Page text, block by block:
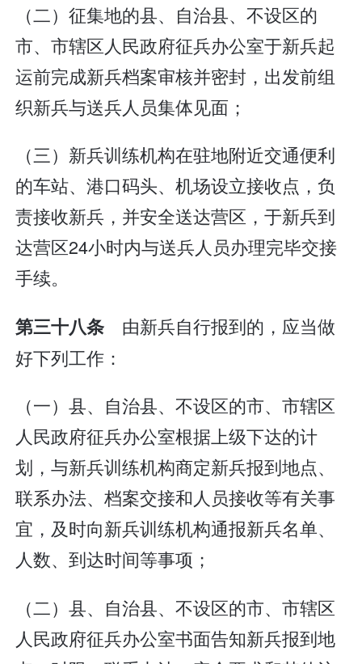
（二）征集地的县、自治县、不设区的
市、市辖区人民政府征兵办公室于新兵起
运前完成新兵档案审核并密封，出发前组
织新兵与送兵人员集体见面；
（三）新兵训练机构在驻地附近交通便利
的车站、港口码头、机场设立接收点，负
责接收新兵，并安全送达营区，于新兵到
达营区24小时内与送兵人员办理完毕交接
手续。
第三十八条 由新兵自行报到的，应当做
好下列工作：
（一）县、自治县、不设区的市、市辖区
人民政府征兵办公室根据上级下达的计
划，与新兵训练机构商定新兵报到地点、
联系办法、档案交接和人员接收等有关事
宜，及时向新兵训练机构通报新兵名单、
人数、到达时间等事项；
（二）县、自治县、不设区的市、市辖区
人民政府征兵办公室书面告知新兵报到地